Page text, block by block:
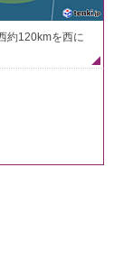
約120kmを西に